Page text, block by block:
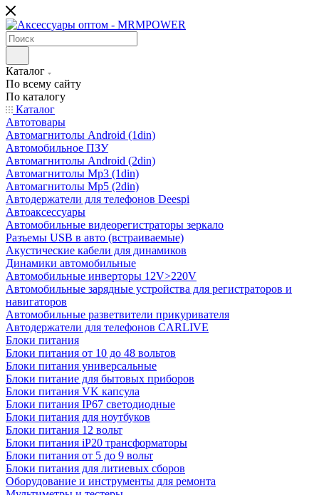
Каталог
По всему сайту
По каталогу
Каталог
Автотовары
Автомагнитолы Android (1din)
Автомобильное ПЗУ
Автомагнитолы Android (2din)
Автомагнитолы Mp3 (1din)
Автомагнитолы Mp5 (2din)
Автодержатели для телефонов Deespi
Автоаксессуары
Автомобильные видеорегистраторы зеркало
Разъемы USB в авто (встраиваемые)
Акустические кабели для динамиков
Динамики автомобильные
Автомобильные инверторы 12V>220V
Автомобильные зарядные устройства для регистраторов и
навигаторов
Автомобильные разветвители прикуривателя
Автодержатели для телефонов CARLIVE
Блоки питания
Блоки питания от 10 до 48 вольтов
Блоки питания универсальные
Блоки питание для бытовых приборов
Блоки питания VK капсула
Блоки питания IP67 светодиодные
Блоки питания для ноутбуков
Блоки питания 12 вольт
Блоки питания iP20 трансформаторы
Блоки питания от 5 до 9 вольт
Блоки питания для литиевых сборов
Оборудование и инструменты для ремонта